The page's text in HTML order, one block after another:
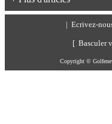
Ecrivez-
[ Basculer
Copyright ©